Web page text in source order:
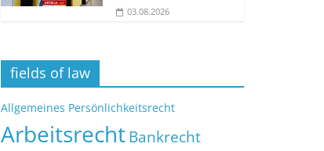
03.08.2026
fields of law
Allgemeines Persönlichkeitsrecht
ArbeitsrechtBankrecht